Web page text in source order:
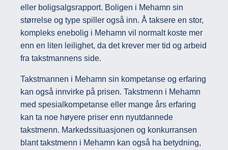
eller boligsalgsrapport. Boligen i Mehamn sin
størrelse og type spiller også inn. Å taksere en stor,
kompleks enebolig i Mehamn vil normalt koste mer
enn en liten leilighet, da det krever mer tid og arbeid
fra takstmannens side.
Takstmannen i Mehamn sin kompetanse og erfaring
kan også innvirke på prisen. Takstmenn i Mehamn
med spesialkompetanse eller mange års erfaring
kan ta noe høyere priser enn nyutdannede
takstmenn. Markedssituasjonen og konkurransen
blant takstmenn i Mehamn kan også ha betydning,